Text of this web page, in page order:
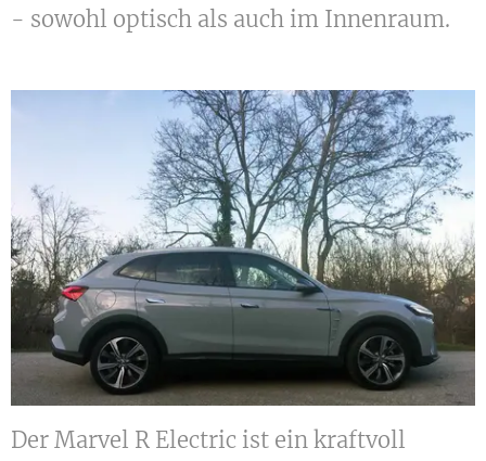
- sowohl optisch als auch im Innenraum.
Der Marvel R Electric ist ein kraftvoll